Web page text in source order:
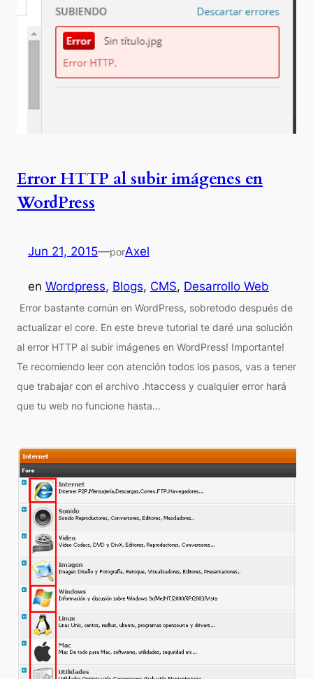
Error HTTP al subir imágenes en
WordPress
Jun 21, 2015—porAxel
en Wordpress, Blogs, CMS, Desarrollo Web
Error bastante común en WordPress, sobretodo después de
actualizar el core. En este breve tutorial te daré una solución
al error HTTP al subir imágenes en WordPress! Importante!
Te recomiendo leer con atención todos los pasos, vas a tener
que trabajar con el archivo .htaccess y cualquier error hará
que tu web no funcione hasta…